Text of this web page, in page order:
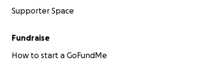
Supporter Space
Fundraise
How to start a GoFundMe